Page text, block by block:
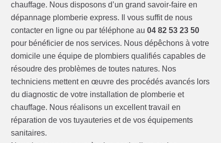
chauffage. Nous disposons d’un grand savoir-faire en
dépannage plomberie express. Il vous suffit de nous
contacter en ligne ou par téléphone au04 82 53 23 50
pour bénéficier de nos services. Nous dépêchons à votre
domicile une équipe de plombiers qualifiés capables de
résoudre des problèmes de toutes natures. Nos
techniciens mettent en œuvre des procédés avancés lors
du diagnostic de votre installation de plomberie et
chauffage. Nous réalisons un excellent travail en
réparation de vos tuyauteries et de vos équipements
sanitaires.